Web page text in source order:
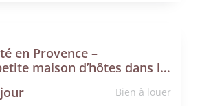
en Provence –
maison d’hôtes dans le Luberon
Bien à louer